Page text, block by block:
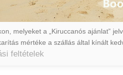
melyeket a „Kiruccanós ajánlat”
mértéke a szállás által kínált
feltételek